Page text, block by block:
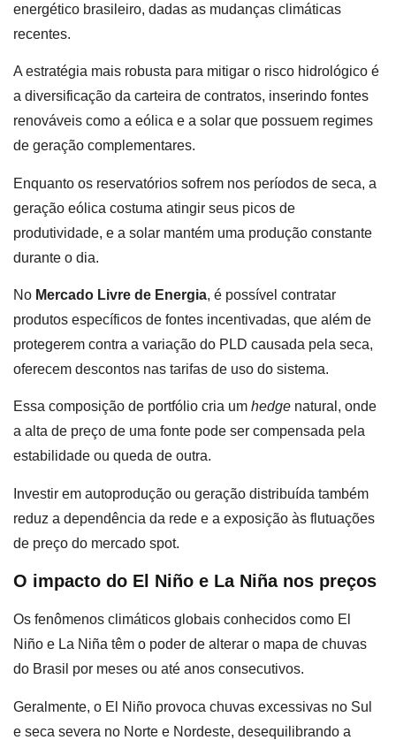
energético brasileiro, dadas as mudanças climáticas
recentes.
A estratégia mais robusta para mitigar o risco hidrológico é
a diversificação da carteira de contratos, inserindo fontes
renováveis como a eólica e a solar que possuem regimes
de geração complementares.
Enquanto os reservatórios sofrem nos períodos de seca, a
geração eólica costuma atingir seus picos de
produtividade, e a solar mantém uma produção constante
durante o dia.
No Mercado Livre de Energia, é possível contratar
produtos específicos de fontes incentivadas, que além de
protegerem contra a variação do PLD causada pela seca,
oferecem descontos nas tarifas de uso do sistema.
Essa composição de portfólio cria um hedge natural, onde
a alta de preço de uma fonte pode ser compensada pela
estabilidade ou queda de outra.
Investir em autoprodução ou geração distribuída também
reduz a dependência da rede e a exposição às flutuações
de preço do mercado spot.
O impacto do El Niño e La Niña nos preços
Os fenômenos climáticos globais conhecidos como El
Niño e La Niña têm o poder de alterar o mapa de chuvas
do Brasil por meses ou até anos consecutivos.
Geralmente, o El Niño provoca chuvas excessivas no Sul
e seca severa no Norte e Nordeste, desequilibrando a